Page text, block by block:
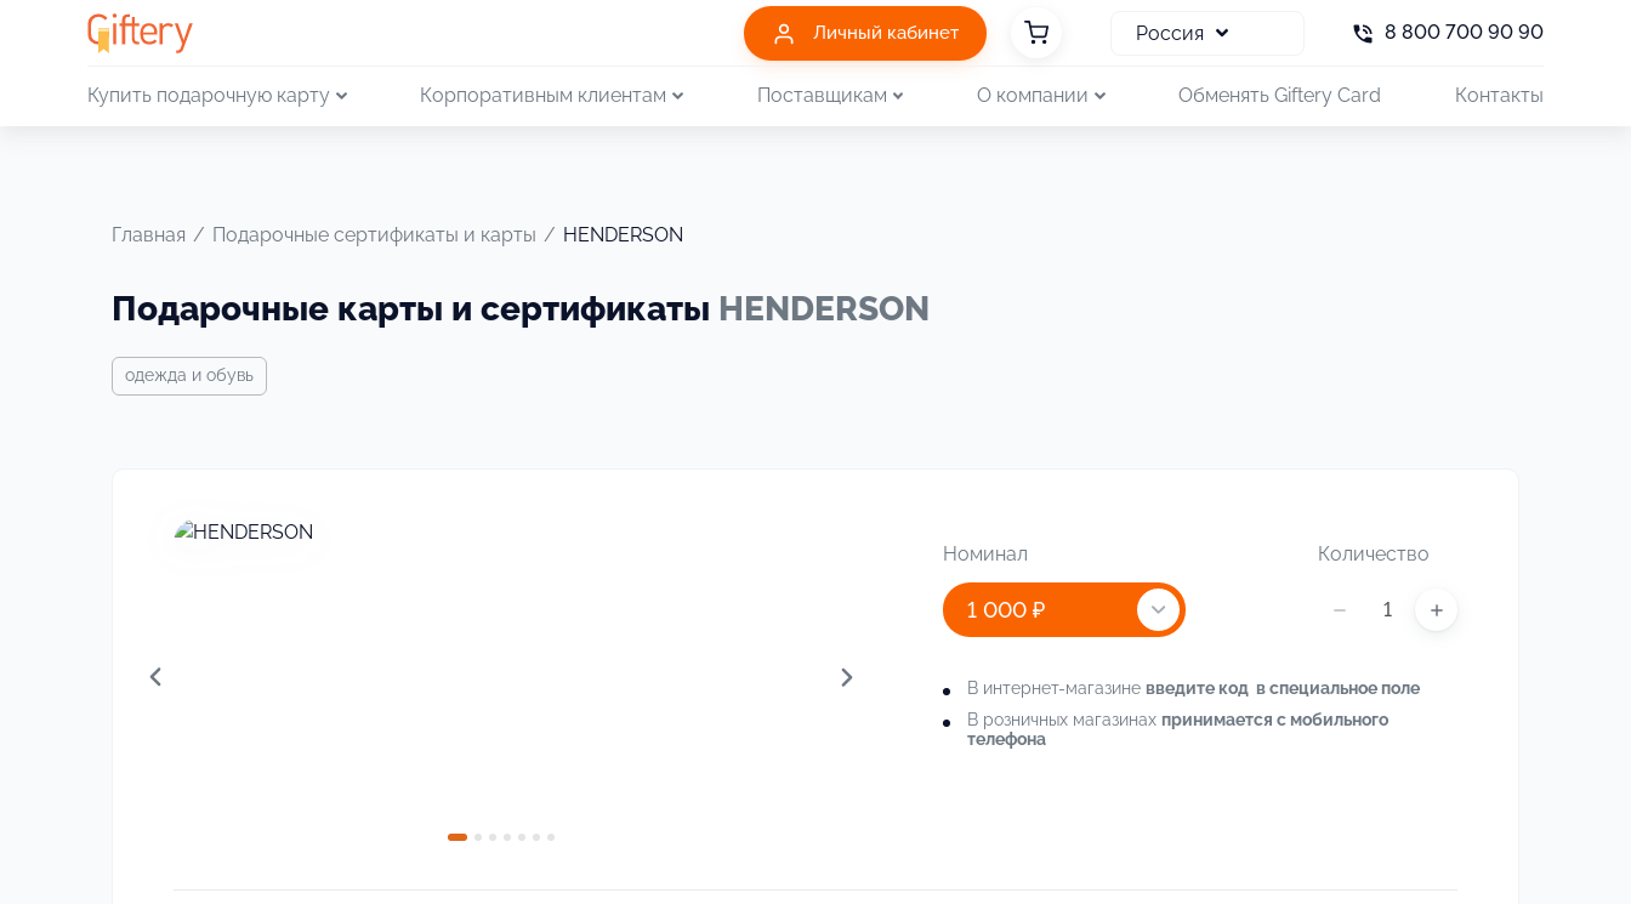
Личный кабинет Россия 8 800 700 90 90
Купить подарочную карту Корпоративным клиентам Поставщикам О компании Обменять Giftery Card Контакты
Главная / Подарочные сертификаты и карты / HENDERSON
Подарочные карты и сертификаты HENDERSON
одежда и обувь
Номинал
1 000 ₽
Количество
В интернет-магазине введите код в специальное поле
В розничных магазинах принимается с мобильного
телефона